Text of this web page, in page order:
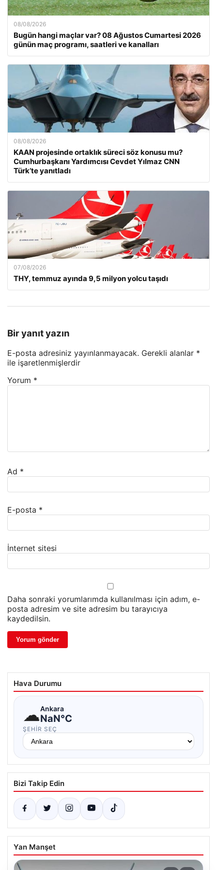
08/08/2026
Bugün hangi maçlar var? 08 Ağustos Cumartesi 2026
günün maç programı, saatleri ve kanalları
08/08/2026
KAAN projesinde ortaklık süreci söz konusu mu?
Cumhurbaşkanı Yardımcısı Cevdet Yılmaz CNN
Türk’te yanıtladı
07/08/2026
THY, temmuz ayında 9,5 milyon yolcu taşıdı
Bir yanıt yazın
E-posta adresiniz yayınlanmayacak. Gerekli alanlar *
ile işaretlenmişlerdir
Yorum *
Ad *
E-posta *
İnternet sitesi
Daha sonraki yorumlarımda kullanılması için adım, e-
posta adresim ve site adresim bu tarayıcıya
kaydedilsin.
Hava Durumu
☁Ankara
NaN°C
ŞEHIR SEÇ
Bizi Takip Edin
Yan Manşet